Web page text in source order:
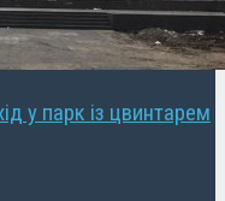
у парк із цвинтарем